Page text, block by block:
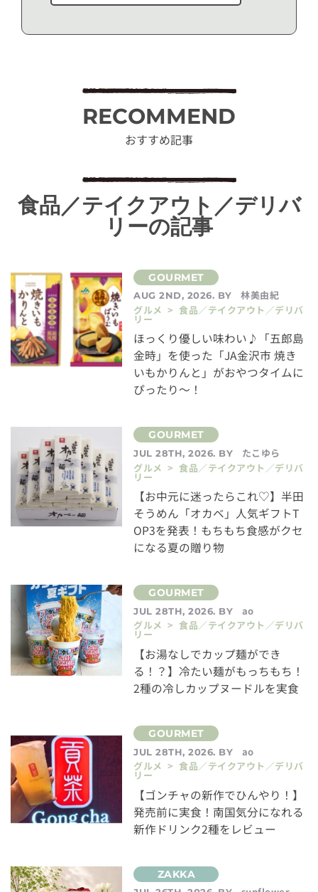
RECOMMEND
おすすめ記事
食品／テイクアウト／デリバ
リーの記事
AUG 2ND, 2026. BY
林美由紀
グルメ > 食品／テイクアウト／デリバ
リー
ほっくり優しい味わい♪「五郎島
金時」を使った「JA金沢市 焼き
いもかりんと」がおやつタイムに
ぴったり～！
JUL 28TH, 2026. BY
たこゆら
グルメ > 食品／テイクアウト／デリバ
リー
【お中元に迷ったらこれ♡】半田
そうめん「オカベ」人気ギフトT
OP3を発表！もちもち食感がクセ
になる夏の贈り物
JUL 28TH, 2026. BY
ao
グルメ > 食品／テイクアウト／デリバ
リー
【お湯なしでカップ麺ができ
る！？】冷たい麺がもっちもち！
2種の冷しカップヌードルを実食
JUL 28TH, 2026. BY
ao
グルメ > 食品／テイクアウト／デリバ
リー
【ゴンチャの新作でひんやり！】
発売前に実食！南国気分になれる
新作ドリンク2種をレビュー